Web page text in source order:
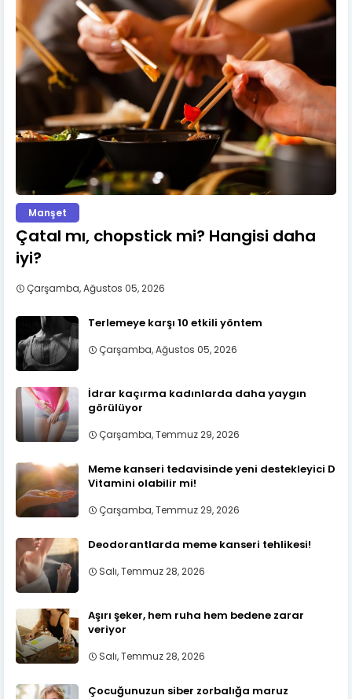
Manşet
Çatal mı, chopstick mi? Hangisi daha
iyi?
Çarşamba, Ağustos 05, 2026
Terlemeye karşı 10 etkili yöntem
Çarşamba, Ağustos 05, 2026
İdrar kaçırma kadınlarda daha yaygın
görülüyor
Çarşamba, Temmuz 29, 2026
Meme kanseri tedavisinde yeni destekleyici D
Vitamini olabilir mi!
Çarşamba, Temmuz 29, 2026
Deodorantlarda meme kanseri tehlikesi!
Salı, Temmuz 28, 2026
Aşırı şeker, hem ruha hem bedene zarar
veriyor
Salı, Temmuz 28, 2026
Çocuğunuzun siber zorbalığa maruz